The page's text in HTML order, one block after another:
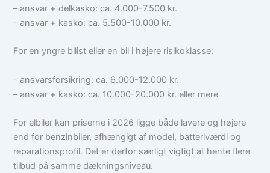
– ansvar + delkasko: ca. 4.000-7.500 kr.
– ansvar + kasko: ca. 5.500-10.000 kr.
For en yngre bilist eller en bil i højere risikoklasse:
– ansvarsforsikring: ca. 6.000-12.000 kr.
– ansvar + kasko: ca. 10.000-20.000 kr. eller mere
For elbiler kan priserne i 2026 ligge både lavere og højere
end for benzinbiler, afhængigt af model, batteriværdi og
reparationsprofil. Det er derfor særligt vigtigt at hente flere
tilbud på samme dækningsniveau.